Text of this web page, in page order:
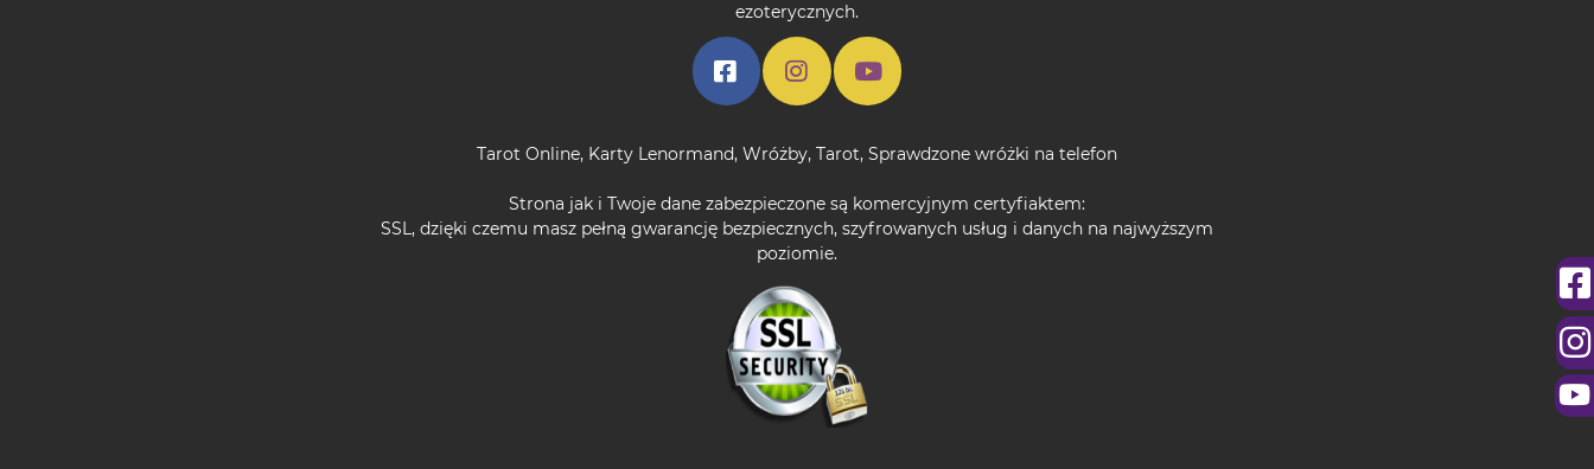
ezoterycznych.
Tarot Online, Karty Lenormand, Wróżby, Tarot, Sprawdzone wróżki na telefon
Strona jak i Twoje dane zabezpieczone są komercyjnym certyfiaktem:
SSL, dzięki czemu masz pełną gwarancję bezpiecznych, szyfrowanych usług i danych na najwyższym
poziomie.